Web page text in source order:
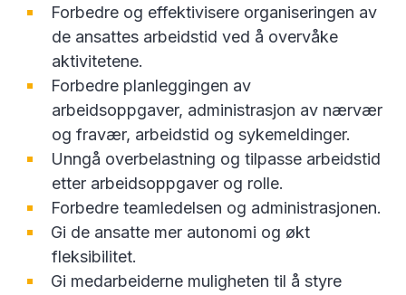
Forbedre og effektivisere organiseringen av
de ansattes arbeidstid ved å overvåke
aktivitetene.
Forbedre planleggingen av
arbeidsoppgaver, administrasjon av nærvær
og fravær, arbeidstid og sykemeldinger.
Unngå overbelastning og tilpasse arbeidstid
etter arbeidsoppgaver og rolle.
Forbedre teamledelsen og administrasjonen.
Gi de ansatte mer autonomi og økt
fleksibilitet.
Gi medarbeiderne muligheten til å styre